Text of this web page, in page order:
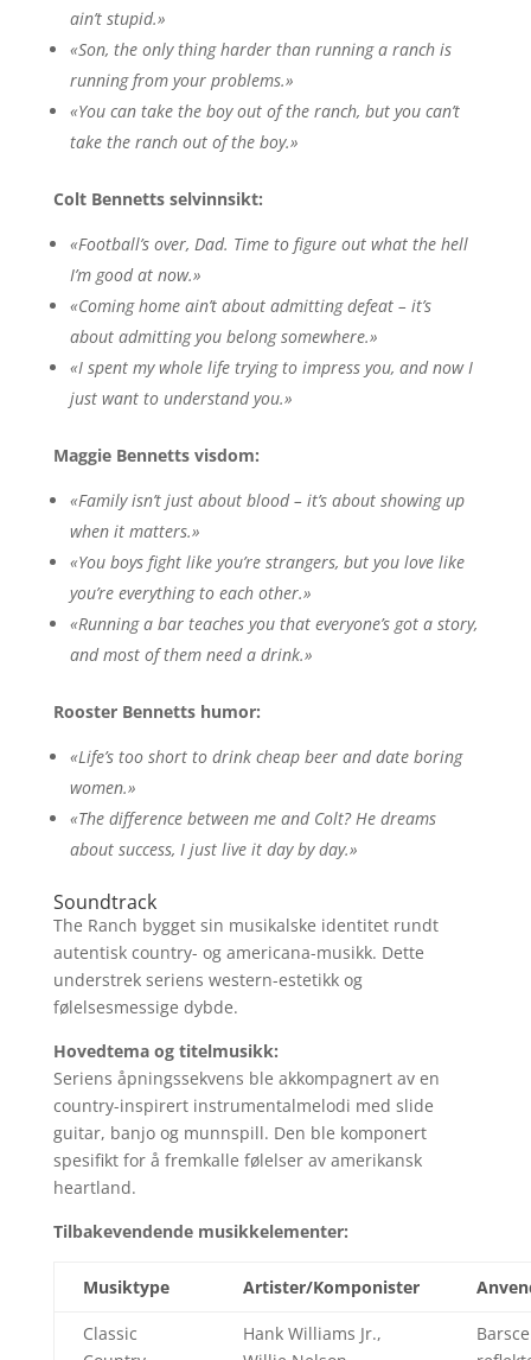
ain’t stupid.»
«Son, the only thing harder than running a ranch is
running from your problems.»
«You can take the boy out of the ranch, but you can’t
take the ranch out of the boy.»
Colt Bennetts selvinnsikt:
«Football’s over, Dad. Time to figure out what the hell
I’m good at now.»
«Coming home ain’t about admitting defeat – it’s
about admitting you belong somewhere.»
«I spent my whole life trying to impress you, and now I
just want to understand you.»
Maggie Bennetts visdom:
«Family isn’t just about blood – it’s about showing up
when it matters.»
«You boys fight like you’re strangers, but you love like
you’re everything to each other.»
«Running a bar teaches you that everyone’s got a story,
and most of them need a drink.»
Rooster Bennetts humor:
«Life’s too short to drink cheap beer and date boring
women.»
«The difference between me and Colt? He dreams
about success, I just live it day by day.»
Soundtrack
The Ranch bygget sin musikalske identitet rundt
autentisk country- og americana-musikk. Dette
understrek seriens western-estetikk og
følelsesmessige dybde.
Hovedtema og titelmusikk:
Seriens åpningssekvens ble akkompagnert av en
country-inspirert instrumentalmelodi med slide
guitar, banjo og munnspill. Den ble komponert
spesifikt for å fremkalle følelser av amerikansk
heartland.
Tilbakevendende musikkelementer:
Musiktype Artister/Komponister
Classic
Hank Williams Jr.,